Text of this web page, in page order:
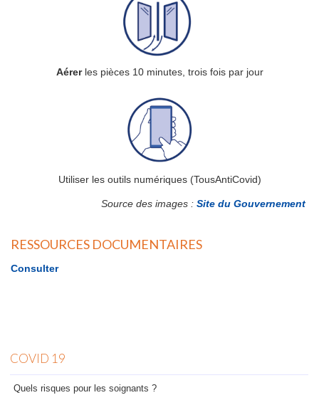
Aérerles pièces 10 minutes, trois fois par jour
Utiliser les outils numériques (TousAntiCovid)
Source des images : Site du Gouvernement
RESSOURCES DOCUMENTAIRES
Consulter
COVID 19
Quels risques pour les soignants ?